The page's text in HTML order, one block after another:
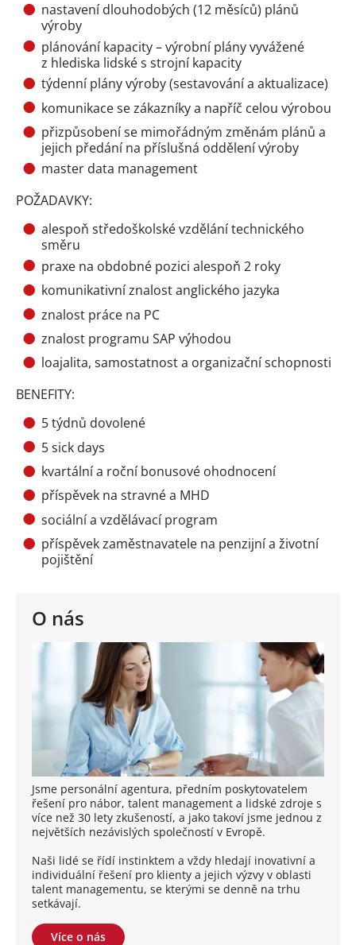
O nás
Jsme personální agentura, předním poskytovatelem
řešení pro nábor, talent management a lidské zdroje s
více než 30 lety zkušeností, a jako takoví jsme jednou z
největších nezávislých společností v Evropě.
Naši lidé se řídí instinktem a vždy hledají inovativní a
individuální řešení pro klienty a jejich výzvy v oblasti
talent managementu, se kterými se denně na trhu
setkávají.
Více o nás
nastavení dlouhodobých (12 měsíců) plánů
výroby
plánování kapacity – výrobní plány vyvážené
z hlediska lidské s strojní kapacity
týdenní plány výroby (sestavování a aktualizace)
komunikace se zákazníky a napříč celou výrobou
přizpůsobení se mimořádným změnám plánů a
jejich předání na příslušná oddělení výroby
master data management
POŽADAVKY:
alespoň středoškolské vzdělání technického
směru
praxe na obdobné pozici alespoň 2 roky
komunikativní znalost anglického jazyka
znalost práce na PC
znalost programu SAP výhodou
loajalita, samostatnost a organizační schopnosti
BENEFITY:
5 týdnů dovolené
5 sick days
kvartální a roční bonusové ohodnocení
příspěvek na stravné a MHD
sociální a vzdělávací program
příspěvek zaměstnavatele na penzijní a životní
pojištění